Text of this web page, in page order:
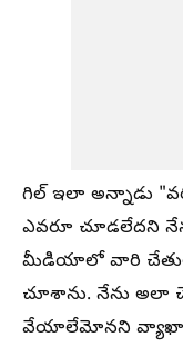
గిల్ ఇలా అన్నాడు
ఎవరూ చూడలేదని
మీడియాలో వారి చేతులు
చూశాను. నేను అలా
వేయాలేమోనని